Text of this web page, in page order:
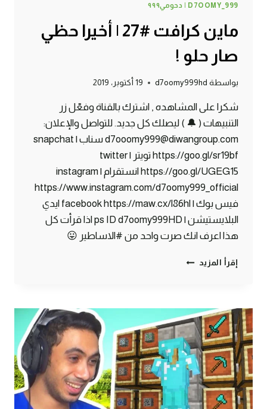
D7OOMY_999 | دحومي٩٩٩
ماين كرافت #27 | أخيرا حظي
صار حلو !
بواسطة d7oomy999hd 19 أكتوبر، 2019
شكرا على المشاهده , اشترك بالقناة وفعّل زر
التنبيهات ( 🔔 ) ليصلك كل جديد. للتواصل والإعلان:
d7ooomy999@diwangroup.com سناب | snapchat
https://goo.gl/sr19bf تويتر | twitter
https://goo.gl/UGEG15 انستقرام | instagram
https://www.instagram.com/d7oomy999_official
فيس بوك | facebook https://maw.cx/l86hl ايدي
البلايستيشن | ps ID d7oomy999HD اذا قرأت كل
هذا اعرف انك صرت واحد من #الاساطير 😛
إقرأ المزيد ماين
أخيرا
حظي
صار
حلو
!